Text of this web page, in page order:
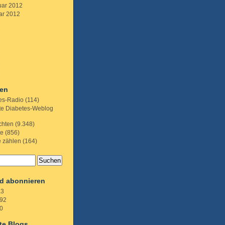
2012
2012
Radio (114)
Diabetes-Weblog
(9.348)
(856)
zählen (164)
abonnieren